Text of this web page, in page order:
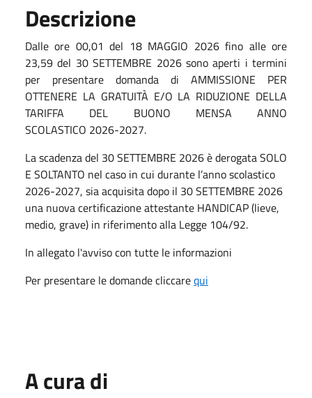
Descrizione
Dalle ore 00,01 del 18 MAGGIO 2026 fino alle ore
23,59 del 30 SETTEMBRE 2026 sono aperti i termini
per presentare domanda di AMMISSIONE PER
OTTENERE LA GRATUITÀ E/O LA RIDUZIONE DELLA
TARIFFA DEL BUONO MENSA ANNO
SCOLASTICO 2026-2027.
La scadenza del 30 SETTEMBRE 2026 è derogata SOLO
E SOLTANTO nel caso in cui durante l’anno scolastico
2026-2027, sia acquisita dopo il 30 SETTEMBRE 2026
una nuova certificazione attestante HANDICAP (lieve,
medio, grave) in riferimento alla Legge 104/92.
In allegato l'avviso con tutte le informazioni
Per presentare le domande cliccarequi
A cura di